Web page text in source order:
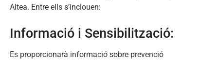
Altea. Entre ells s’inclouen:
Informació i Sensibilització:
Es proporcionarà informació sobre prevenció